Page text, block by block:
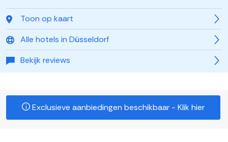
Toon op kaart
Alle hotels in Düsseldorf
Bekijk reviews
Exclusieve aanbiedingen beschikbaar - Klik hier